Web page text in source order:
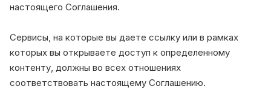
настоящего Соглашения.
Сервисы, на которые вы даете ссылку или в рамках
которых вы открываете доступ к определенному
контенту, должны во всех отношениях
соответствовать настоящему Соглашению.